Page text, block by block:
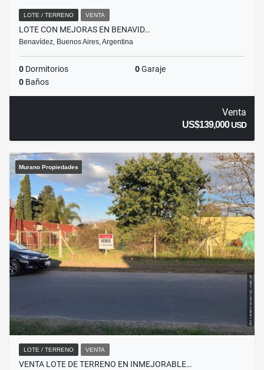
LOTE / TERRENO VENTA
LOTE CON MEJORAS EN BENAVID…
Benavídez, Buenos Aires, Argentina
0 Dormitorios 0Garaje
0 Baños
Venta
US$139,000USD
Murano Propiedades
LOTE / TERRENO VENTA
VENTA LOTE DE TERRENO EN INMEJORABLE…